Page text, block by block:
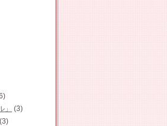
(3)
(3)